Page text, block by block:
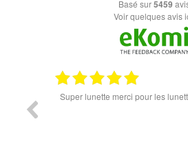
basé sur5459
Voir quelques avis
Super lunette merci pour les